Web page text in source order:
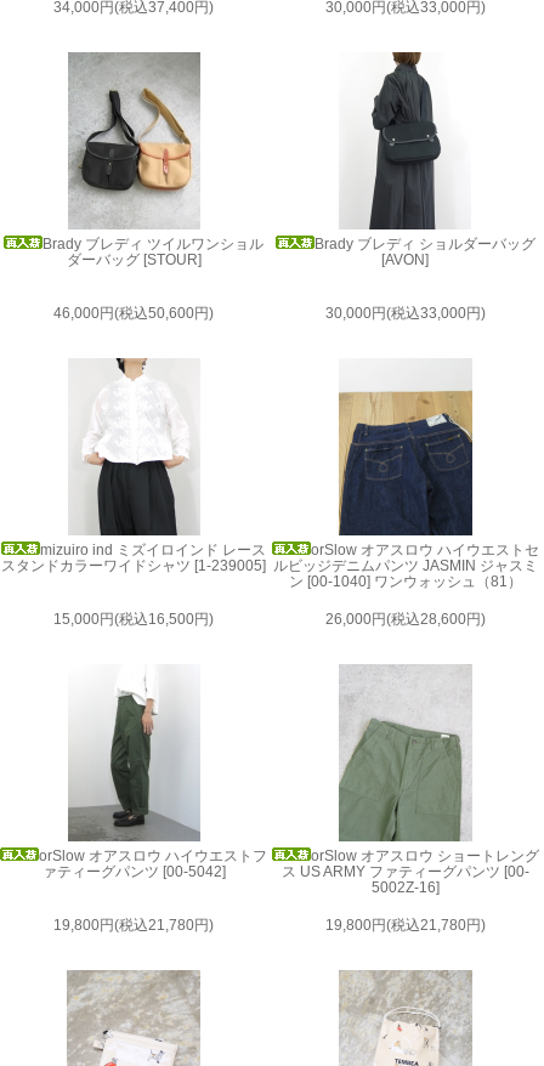
34,000円(税込37,400円) 30,000円(税込33,000円)
Brady ブレディ ツイルワンショル
ダーバッグ [STOUR]
46,000円(税込50,600円)
Brady ブレディ ショルダーバッグ
[AVON]
30,000円(税込33,000円)
mizuiro ind ミズイロインド レース
スタンドカラーワイドシャツ [1-239005]
15,000円(税込16,500円)
orSlow オアスロウ ハイウエストセ
ルビッジデニムパンツ JASMIN ジャスミ
ン [00-1040] ワンウォッシュ（81）
26,000円(税込28,600円)
orSlow オアスロウ ハイウエストフ
ァティーグパンツ [00-5042]
19,800円(税込21,780円)
orSlow オアスロウ ショートレング
ス US ARMY ファティーグパンツ [00-
5002Z-16]
19,800円(税込21,780円)